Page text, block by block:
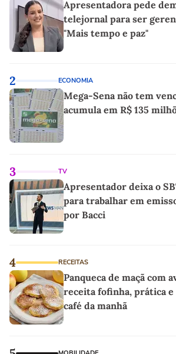
Apresentadora pede
telejornal para ser
"Mais tempo e paz"
2 ECONOMIA
Mega-Sena não tem
acumula em R$ 135
3 TV
Apresentador deixa o
para trabalhar em
por Bacci
4 RECEITAS
Panqueca de maçã com
receita fofinha, prática
café da manhã